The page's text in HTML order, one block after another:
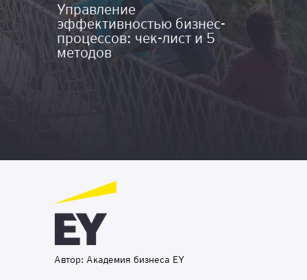
Управление
эффективностью бизнес-
процессов: чек-лист и 5
методов
Автор: Академия бизнеса EY